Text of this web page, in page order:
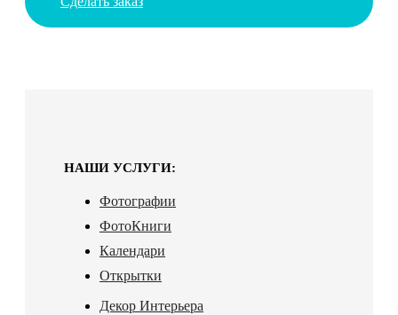
НАШИ УСЛУГИ:
Фотографии
ФотоКниги
Календари
Открытки
Декор Интерьера